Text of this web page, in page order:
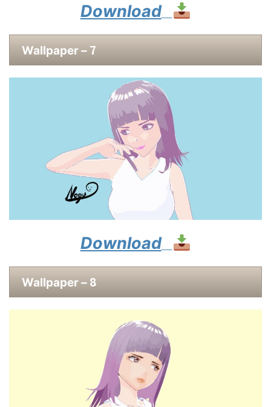
Download
Wallpaper – 7
Download
Wallpaper – 8